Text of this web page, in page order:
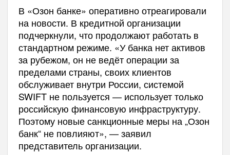
В «Озон банке» оперативно отреагировали
на новости. В кредитной организации
подчеркнули, что продолжают работать в
стандартном режиме. «У банка нет активов
за рубежом, он не ведёт операции за
пределами страны, своих клиентов
обслуживает внутри России, системой
SWIFT не пользуется — использует только
российскую финансовую инфраструктуру.
Поэтому новые санкционные меры на „Озон
банк“ не повлияют», — заявил
представитель организации.